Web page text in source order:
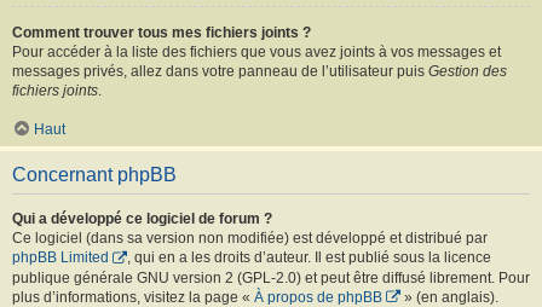
Comment trouver tous mes fichiers joints ?
Pour accéder à la liste des fichiers que vous avez joints à vos messages et
messages privés, allez dans votre panneau de l’utilisateur puis Gestion des
fichiers joints.
Haut
Concernant phpBB
Qui a développé ce logiciel de forum ?
Ce logiciel (dans sa version non modifiée) est développé et distribué par
phpBB Limited
, qui en a les droits d’auteur. Il est publié sous la licence
publique générale GNU version 2 (GPL-2.0) et peut être diffusé librement. Pour
plus d’informations, visitez la page « À propos de phpBB » (en anglais).